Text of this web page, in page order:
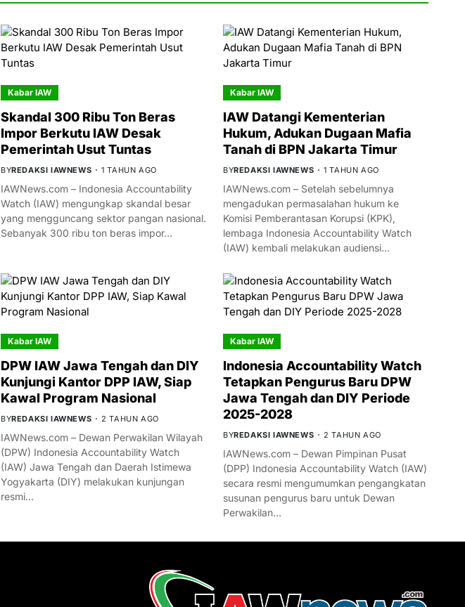
Kabar IAW
Skandal 300 Ribu Ton Beras
Impor Berkutu IAW Desak
Pemerintah Usut Tuntas
BYREDAKSI IAWNEWS 1 TAHUN AGO
IAWNews.com – Indonesia Accountability
Watch (IAW) mengungkap skandal besar
yang mengguncang sektor pangan nasional.
Sebanyak 300 ribu ton beras impor…
Kabar IAW
IAW Datangi Kementerian
Hukum, Adukan Dugaan Mafia
Tanah di BPN Jakarta Timur
BYREDAKSI IAWNEWS 1 TAHUN AGO
IAWNews.com – Setelah sebelumnya
mengadukan permasalahan hukum ke
Komisi Pemberantasan Korupsi (KPK),
lembaga Indonesia Accountability Watch
(IAW) kembali melakukan audiensi…
Kabar IAW
DPW IAW Jawa Tengah dan DIY
Kunjungi Kantor DPP IAW, Siap
Kawal Program Nasional
BYREDAKSI IAWNEWS 2 TAHUN AGO
IAWNews.com – Dewan Perwakilan Wilayah
(DPW) Indonesia Accountability Watch
(IAW) Jawa Tengah dan Daerah Istimewa
Yogyakarta (DIY) melakukan kunjungan
resmi…
Kabar IAW
Indonesia Accountability Watch
Tetapkan Pengurus Baru DPW
Jawa Tengah dan DIY Periode
2025-2028
BYREDAKSI IAWNEWS 2 TAHUN AGO
IAWNews.com – Dewan Pimpinan Pusat
(DPP) Indonesia Accountability Watch (IAW)
secara resmi mengumumkan pengangkatan
susunan pengurus baru untuk Dewan
Perwakilan…